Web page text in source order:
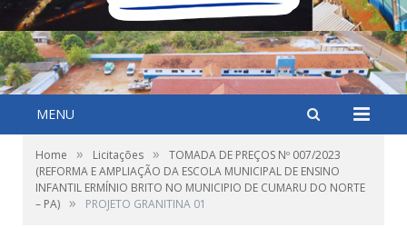
MENU
Home » Licitações »
TOMADA DE PREÇOS Nº 007/2023
(REFORMA E AMPLIAÇÃO DA ESCOLA MUNICIPAL DE ENSINO
INFANTIL ERMÍNIO BRITO NO MUNICIPIO DE CUMARU DO NORTE
– PA) » PROJETO GRANITINA 01